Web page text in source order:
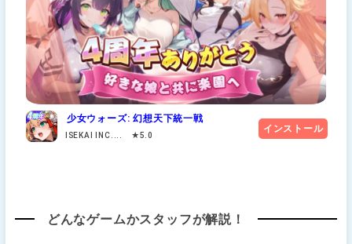
少女ウォーズ: 幻想天下統一戦
ISEKAI INC.... ★5.0
インストール
どんなゲームかスタッフが解説！